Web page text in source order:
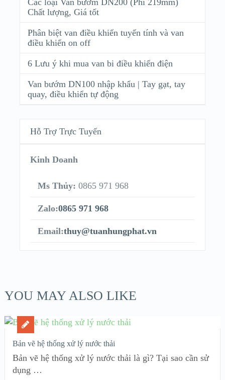
Các loại Van bướm DN200 (Phi 219mm)
Chất lượng, Giá tốt
Phân biệt van điều khiển tuyến tính và van
điều khiển on off
6 Lưu ý khi mua van bi điều khiển điện
Van bướm DN100 nhập khẩu | Tay gạt, tay
quay, điều khiển tự động
Hỗ Trợ Trực Tuyến
Kinh Doanh
Ms Thủy: 0865 971 968
Zalo:0865 971 968
Email:thuy@tuanhungphat.vn
YOU MAY ALSO LIKE
Bản vẽ hệ thống xử lý nước thải
Bản vẽ hệ thống xử lý nước thải là gì? Tại sao cần sử
dụng …